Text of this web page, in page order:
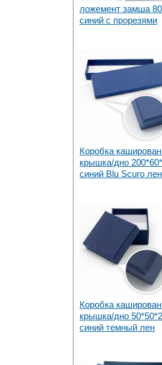
ложемент замша
синий с прорезями
Коробка
крышка/дно
синий Blu Scuro лен
Коробка
крышка/дно
синий темный лен